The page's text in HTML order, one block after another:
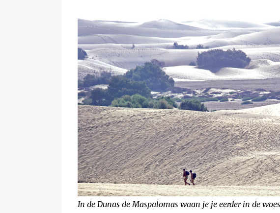
In de Dunas de Maspalomas waan je je eerder in de